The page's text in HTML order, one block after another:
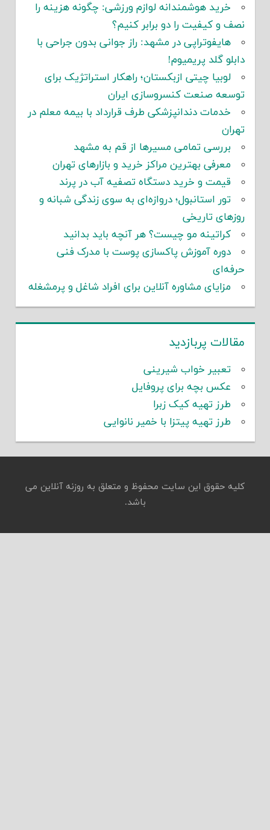
خرید هوشمندانه لوازم ورزشی: چگونه هزینه را
و کیفیت را دو برابر کنیم؟
هایفوتراپی در مشهد: راز جوانی بدون جراحی با
گلد پریمیوم!
لوبیا چیتی ازبکستان؛ راهکار استراتژیک برای
صنعت کنسروسازی ایران
خدمات دندانپزشکی طرف قرارداد با بیمه معلم در
بررسی تمامی مسیرها از قم به مشهد
معرفی بهترین مراکز خرید و بازارهای تهران
قیمت و خرید دستگاه تصفیه آب در پرند
تور استانبول؛ دروازه‌ای به سوی زندگی شبانه و
تاریخی
کراتینه مو چیست؟ هر آنچه باید بدانید
دوره آموزش پاکسازی پوست با مدرک فنی
مزایای مشاوره آنلاین برای افراد شاغل و پرمشغله
پربازدید
تعبیر خواب شیرینی
عکس بچه برای پروفایل
طرز تهیه کیک زبرا
طرز تهیه پیتزا با خمیر نانوایی
حقوق این سایت محفوظ و متعلق به روزنه آنلاین می